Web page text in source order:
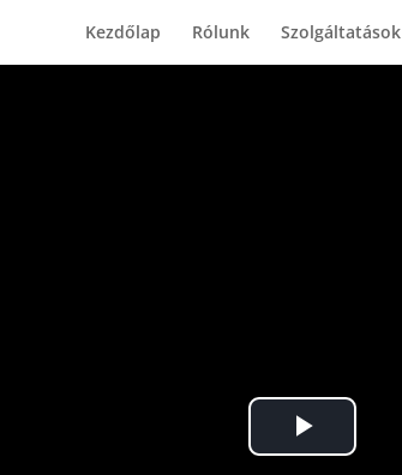
Kezdőlap Rólunk Szolgáltatások
Play